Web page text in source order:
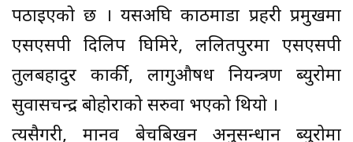
पठाइएको छ । यसअघि काठमाडौं प्रहरी प्रमुखमा
एसएसपी दिलिप घिमिरे, ललितपुरमा एसएसपी
तुलबहादुर कार्की, लागुऔषध नियन्त्रण ब्युरोमा
सुवासचन्द्र बोहोराको सरुवा भएको थियो ।
त्यसैगरी, मानव बेचबिखन अनुसन्धान ब्युरोमा